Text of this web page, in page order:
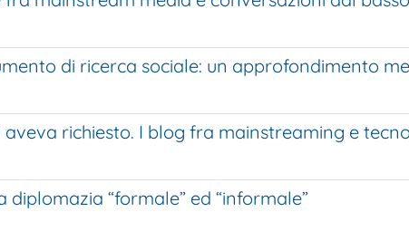
di ricerca sociale: un approfondimento
richiesto. I blog fra mainstreaming e
“formale” ed “informale”